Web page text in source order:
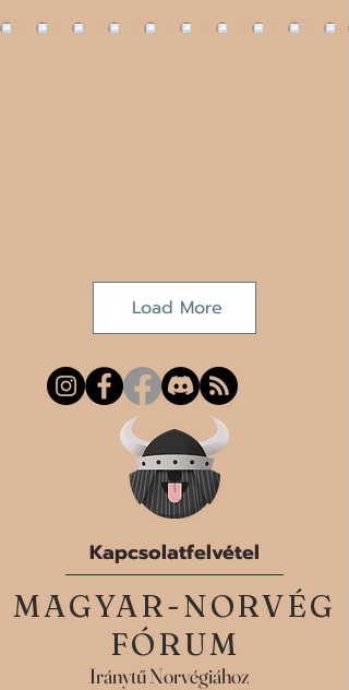
MAGYAR-NORVÉG
FÓRUM
Iránytű Norvégiához
Kapcsolatfelvétel
Load More